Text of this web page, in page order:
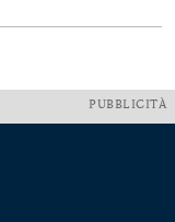
PUBBLICITÀ